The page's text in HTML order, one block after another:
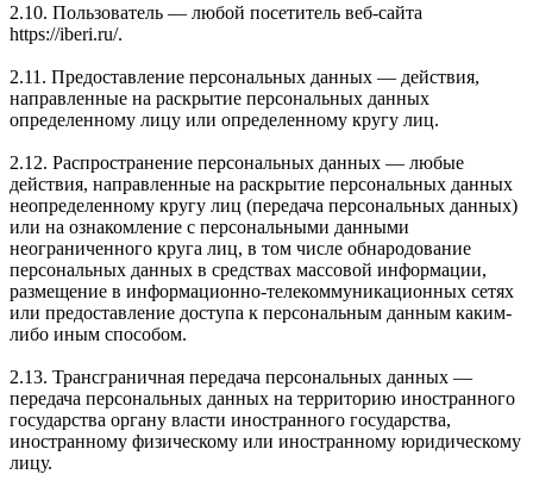
2.10. Пользователь — любой посетитель веб-сайта
https://iberi.ru/.
2.11. Предоставление персональных данных — действия,
направленные на раскрытие персональных данных
определенному лицу или определенному кругу лиц.
2.12. Распространение персональных данных — любые
действия, направленные на раскрытие персональных данных
неопределенному кругу лиц (передача персональных данных)
или на ознакомление с персональными данными
неограниченного круга лиц, в том числе обнародование
персональных данных в средствах массовой информации,
размещение в информационно-телекоммуникационных сетях
или предоставление доступа к персональным данным каким-
либо иным способом.
2.13. Трансграничная передача персональных данных —
передача персональных данных на территорию иностранного
государства органу власти иностранного государства,
иностранному физическому или иностранному юридическому
лицу.